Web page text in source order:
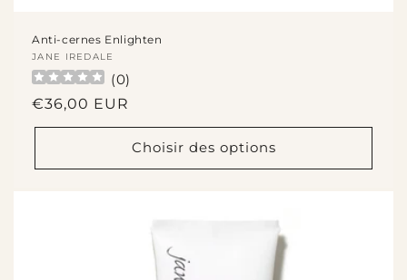
Anti-cernes Enlighten
Fournisseur :
JANE IREDALE
(0)
Prix
habituel
€36,00 EUR
Choisir des options